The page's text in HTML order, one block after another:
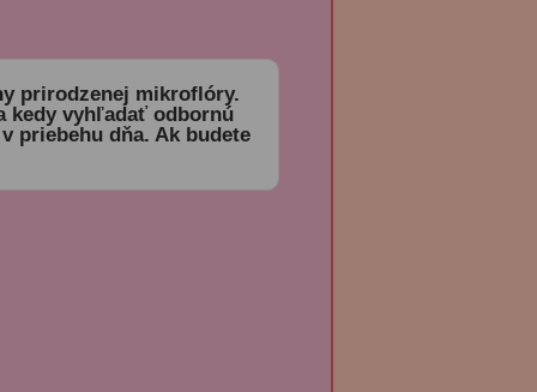
prirodzenej mikroflóry.
kedy vyhľadať odbornú
priebehu dňa. Ak budete